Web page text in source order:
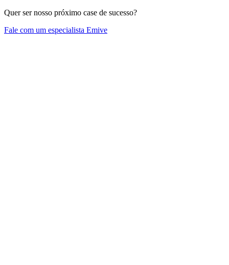
Quer ser nosso próximo case de sucesso?
Fale com um especialista Emive